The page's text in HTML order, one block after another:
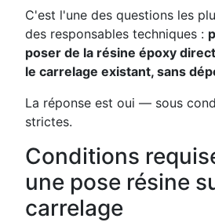
C'est l'une des questions les
des responsables techniques :
poser de la résine époxy
le carrelage existant, sans
La réponse est oui — sous
strictes.
Conditions
une pose résine
carrelage